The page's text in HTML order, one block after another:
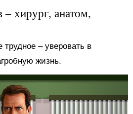
хирург, анатом,
– уверовать в
жизнь.